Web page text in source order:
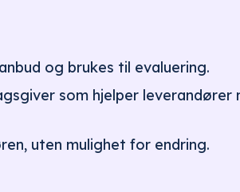
og brukes til evaluering.
som hjelper leverandører
uten mulighet for endring.